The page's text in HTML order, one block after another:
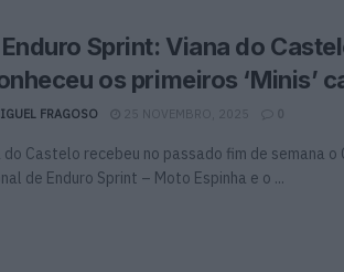
Enduro Sprint: Viana do
os primeiros ‘Minis’
FRAGOSO 0
do Castelo recebeu no passado fim de semana o
de Enduro Sprint – Moto Espinha e o ...